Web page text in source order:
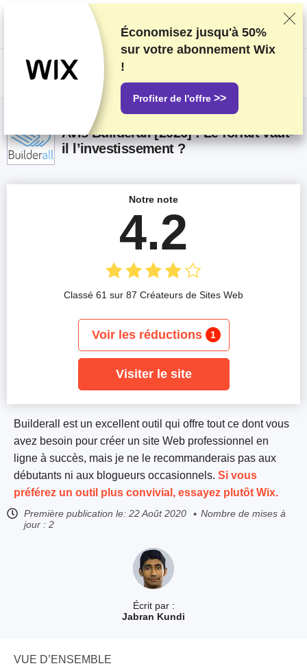
Nous classons nos produits sur la base de tests et de recherches
rigoureux, mais nous tenons également compte de vos commentaires et
des accords commerciaux conclus avec les fournisseurs. Cette page
contient des liens d'affiliation.Information sur la publicité .
Avis Builderall [2026] : Le forfait vaut-
il l’investissement ?
Écrit par :
Jabran Kundi
Builderall est un excellent outil qui offre tout ce dont vous
avez besoin pour créer un site Web professionnel en
ligne à succès, mais je ne le recommanderais pas aux
débutants ni aux blogueurs occasionnels. Si vous
préférez un outil plus convivial, essayez plutôt Wix.
Première publication le: 22 Août 2020
Nombre de mises à
jour : 2
Notre note
4.2
Classé 61 sur 87 Créateurs de Sites Web
Voir les réductions 1
Visiter le site
VUE D’ENSEMBLE
Économisez jusqu'à 50%
sur votre abonnement Wix
!
Profiter de l'offre >>